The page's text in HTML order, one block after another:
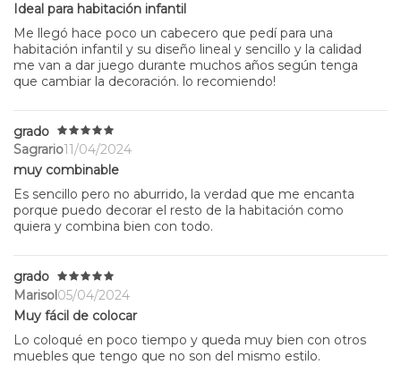
Ideal para habitación infantil
Me llegó hace poco un cabecero que pedí para una
habitación infantil y su diseño lineal y sencillo y la calidad
me van a dar juego durante muchos años según tenga
que cambiar la decoración. lo recomiendo!
grado
Sagrario11/04/2024
muy combinable
Es sencillo pero no aburrido, la verdad que me encanta
porque puedo decorar el resto de la habitación como
quiera y combina bien con todo.
grado
Marisol05/04/2024
Muy fácil de colocar
Lo coloqué en poco tiempo y queda muy bien con otros
muebles que tengo que no son del mismo estilo.